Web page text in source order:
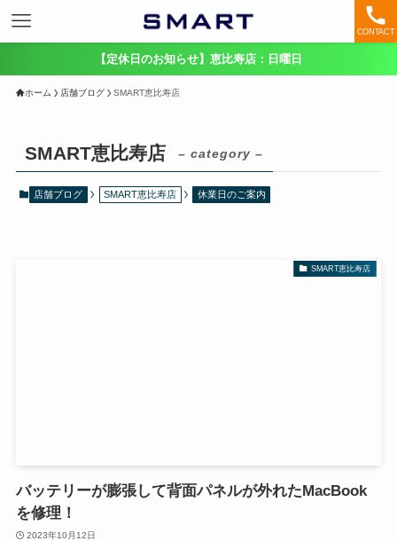
CONTACT
【定休日のお知らせ】恵比寿店：日曜日
ホーム 店舗ブログ SMART恵比寿店
SMART恵比寿店 – category –
店舗ブログ SMART恵比寿店 休業日のご案内
SMART恵比寿店
バッテリーが膨張して背面パネルが外れたMacBook
を修理！
2023年10月12日